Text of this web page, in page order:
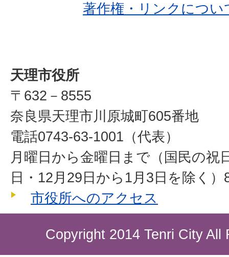
著作権・リンクについ
天理市役所
〒632－8555
奈良県天理市川原城町605番地
電話0743-63-1001（代表）
月曜日から金曜日まで（国民の祝
日・12月29日から1月3日を除く
市役所へのアクセス
Copyright 2014 Tenri City All